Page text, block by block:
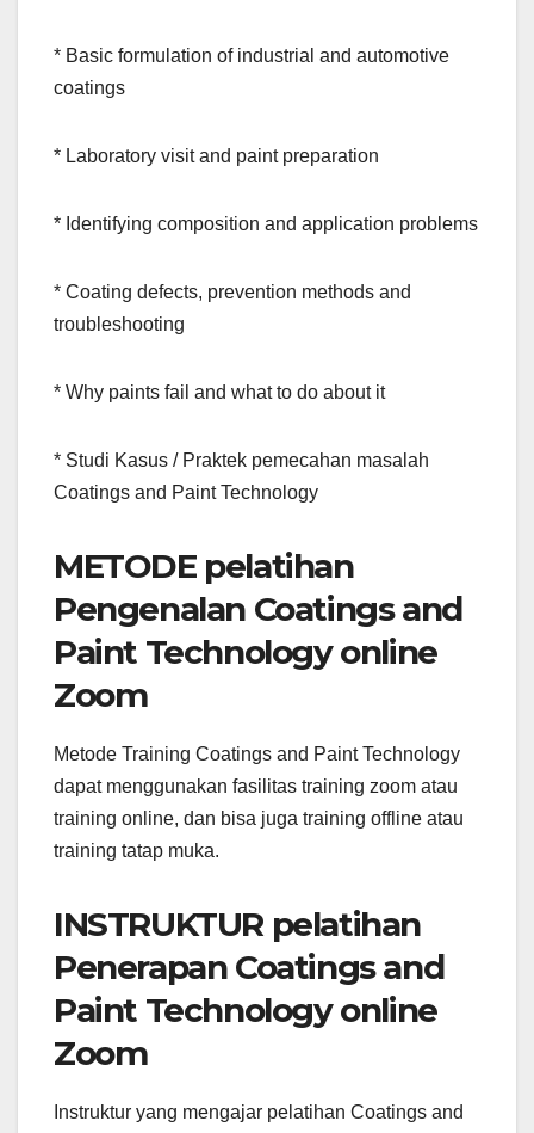
* Basic formulation of industrial and automotive
coatings
* Laboratory visit and paint preparation
* Identifying composition and application problems
* Coating defects, prevention methods and
troubleshooting
* Why paints fail and what to do about it
* Studi Kasus / Praktek pemecahan masalah
Coatings and Paint Technology
METODE pelatihan
Pengenalan Coatings and
Paint Technology online
Zoom
Metode Training Coatings and Paint Technology
dapat menggunakan fasilitas training zoom atau
training online, dan bisa juga training offline atau
training tatap muka.
INSTRUKTUR pelatihan
Penerapan Coatings and
Paint Technology online
Zoom
Instruktur yang mengajar pelatihan Coatings and